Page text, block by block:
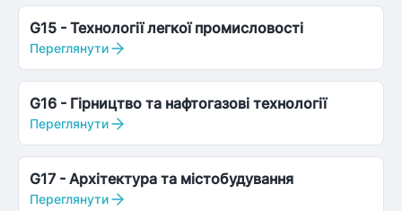
G15 - Технології легкої промисловості
Переглянути
G16 - Гірництво та нафтогазові технології
Переглянути
G17 - Архітектура та містобудування
Переглянути